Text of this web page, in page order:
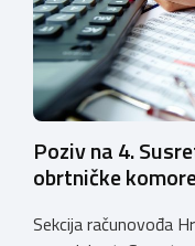
Poziv na 4.
obrtničke
Sekcija računovođa